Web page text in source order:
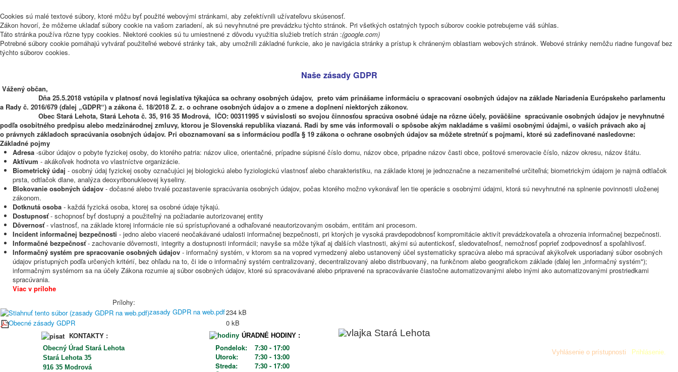
Cookies sú malé textové súbory, ktoré môžu byť použité webovými stránkami, aby zefektívnili užívateľovu skúsenosť.
Zákon hovorí, že môžeme ukladať súbory cookie na vašom zariadení, ak sú nevyhnutné pre prevádzku týchto stránok. Pri všetkých ostatných typoch súborov cookie potrebujeme váš súhlas.
Táto stránka používa rôzne typy cookies. Niektoré cookies sú tu umiestnené z dôvodu využitia služieb tretích strán :(google.com)
Potrebné súbory cookie pomáhajú vytvárať použiteľné webové stránky tak, aby umožnili základné funkcie, ako je navigácia stránky a prístup k chráneným oblastiam webových stránok. Webové stránky nemôžu riadne fungovať bez
týchto súborov cookies.
Naše zásady GDPR
Vážený občan,
Dňa 25.5.2018 vstúpila v platnosť nová legislatíva týkajúca sa ochrany osobných údajov, preto vám prinášame informáciu o spracovaní osobných údajov na základe Nariadenia Európskeho parlamentu
a Rady č. 2016/679 (ďalej „GDPR“) a zákona č. 18/2018 Z. z. o ochrane osobných údajov a o zmene a doplnení niektorých zákonov.
Obec Stará Lehota, Stará Lehota č. 35, 916 35 Modrová, IČO: 00311995 v súvislosti so svojou činnosťou spracúva osobné údaje na rôzne účely, poväčšine spracúvanie osobných údajov je nevyhnutné
podľa osobitného predpisu alebo medzinárodnej zmluvy, ktorou je Slovenská republika viazaná. Radi by sme vás informovali o spôsobe akým nakladáme s vašimi osobnými údajmi, o vašich právach ako aj
o právnych základoch spracúvania osobných údajov. Pri oboznamovaní sa s informáciou podľa § 19 zákona o ochrane osobných údajov sa môžete stretnúť s pojmami, ktoré sú zadefinované nasledovne:
Základné pojmy
Adresa -súbor údajov o pobyte fyzickej osoby, do ktorého patria: názov ulice, orientačné, prípadne súpisné číslo domu, názov obce, pripadne názov časti obce, poštové smerovacie číslo, názov okresu, názov štátu.
Aktívum - akákoľvek hodnota vo vlastníctve organizácie.
Biometrický údaj - osobný údaj fyzickej osoby označujúci jej biologickú alebo fyziologickú vlastnosť alebo charakteristiku, na základe ktorej je jednoznačne a nezameniteľné určiteľná; biometrickým údajom je najmä odtlačok
prsta, odtlačok dlane, analýza deoxyribonukleovej kyseliny.
Blokovanie osobných údajov - dočasné alebo trvalé pozastavenie spracúvania osobných údajov, počas ktorého možno vykonávať len tie operácie s osobnými údajmi, ktorá sú nevyhnutné na splnenie povinnosti uloženej
zákonom.
Dotknutá osoba - každá fyzická osoba, ktorej sa osobné údaje týkajú.
Dostupnosť- schopnosť byť dostupný a použiteľný na požiadanie autorizovanej entity
Dôvernosť- vlastnosť, na základe ktorej informácie nie sú sprístupňované a odhaľované neautorizovaným osobám, entitám ani procesom.
Incident informačnej bezpečnosti - jedno alebo viaceré neočakávané udalosti informačnej bezpečnosti, pri ktorých je vysoká pravdepodobnosť kompromitácie aktivít prevádzkovateľa a ohrozenia informačnej bezpečnosti.
Informačné bezpečnosť- zachovanie dôvernosti, integrity a dostupnosti informácii; navyše sa môže týkať aj ďalších vlastnosti, akými sú autentickosť, sledovateľnosť, nemožnosť poprieť zodpovednosť a spoľahlivosť.
Informačný systém pre spracovanie osobných údajov - informačný systém, v ktorom sa na vopred vymedzený alebo ustanovený účel systematicky spracúva alebo má spracúvať akýkoľvek usporiadaný súbor osobných
údajov prístupných podľa určených kritérií, bez ohľadu na to, či ide o informačný systém centralizovaný, decentralizovaný alebo distribuovaný, na funkčnom alebo geografickom základe (ďalej len „informačný systém");
informačným systémom sa na účely Zákona rozumie aj súbor osobných údajov, ktoré sú spracovávané alebo pripravené na spracovávanie čiastočne automatizovanými alebo inými ako automatizovanými prostriedkami
spracúvania.
Viac v prílohe
Prílohy:
zasady GDPR na web.pdf234 kB
Obecné zásady GDPR
0 kB
KONTAKTY :
Obecný Úrad Stará Lehota
Stará Lehota 35
916 35 Modrová
ÚRADNÉ HODINY :
Pondelok:
Utorok:
Streda:
7:30 - 17:00
7:30 - 13:00
7:30 - 17:00
Vyhlásenie o prístupnosti Prihlásenie.